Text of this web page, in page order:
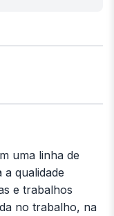
uma linha de
a qualidade
e trabalhos
no trabalho, na